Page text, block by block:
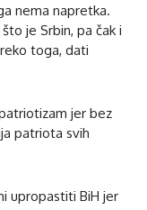
nema napretka.
je Srbin, pa čak i
toga, dati
jer bez
patriota svih
upropastiti BiH jer